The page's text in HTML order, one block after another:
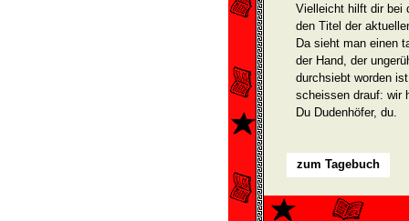
Vielleicht hilft dir bei
den Titel der
Da sieht man einen
der Hand, der
durchsiebt worden
scheissen drauf: wir
Du Dudenhöfer, du.
zum Tagebuch